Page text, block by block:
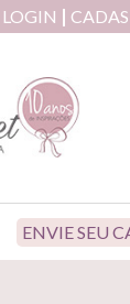
LOGIN
ENVIE SEU